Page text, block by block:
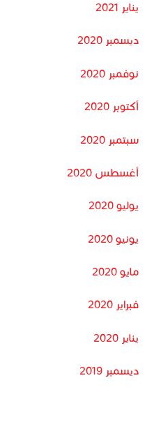
يناير 2021
ديسمبر 2020
نوفمبر 2020
أكتوبر 2020
سبتمبر 2020
أغسطس 2020
يوليو 2020
يونيو 2020
مايو 2020
فبراير 2020
يناير 2020
ديسمبر 2019